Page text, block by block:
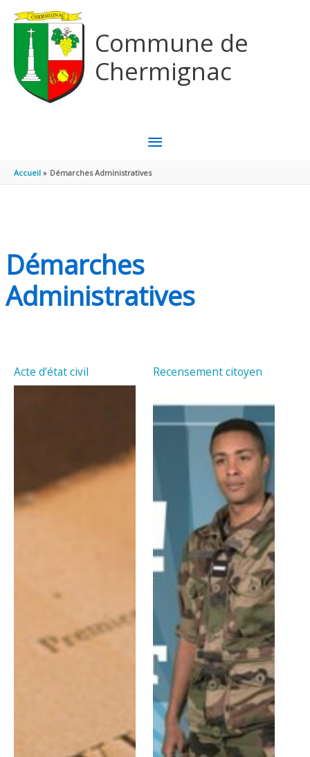
Commune de
Chermignac
MENU
PRINCIPAL
Accueil Démarches Administratives
Démarches
Administratives
Acte d’état civil Recensement citoyen